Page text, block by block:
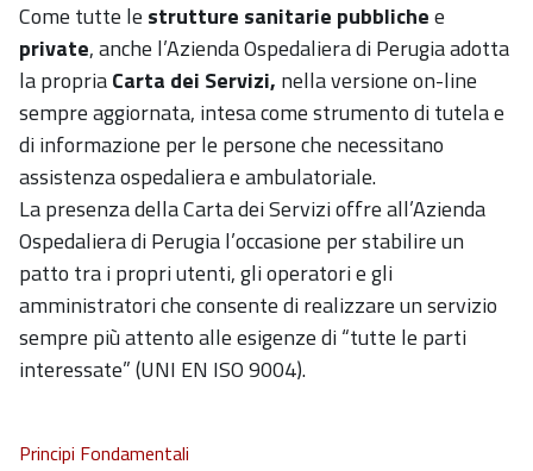
Come tutte le strutture sanitarie pubblichee
private, anche l’Azienda Ospedaliera di Perugia adotta
la propriaCarta dei Servizi, nella versione on-line
sempre aggiornata, intesa come strumento di tutela e
di informazione per le persone che necessitano
assistenza ospedaliera e ambulatoriale.
La presenza della Carta dei Servizi offre all’Azienda
Ospedaliera di Perugia l’occasione per stabilire un
patto tra i propri utenti, gli operatori e gli
amministratori che consente di realizzare un servizio
sempre più attento alle esigenze di “tutte le parti
interessate” (UNI EN ISO 9004).
Principi Fondamentali